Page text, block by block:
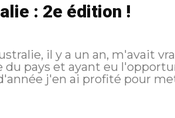
: 2e édition !
il y a un an, m'avait
pays et ayant eu
j'en ai profité pour